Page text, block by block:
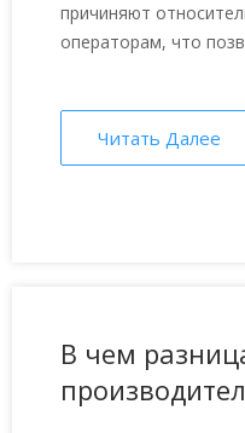
причиняют
операторам, что
Читать Далее
В чем